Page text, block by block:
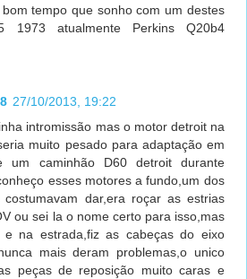
tempo que sonho com um destes
1973 atualmente Perkins Q20b4
27/10/2013, 19:22
intromissão mas o motor detroit na
muito pesado para adaptação em
um caminhão D60 detroit durante
esses motores a fundo,um dos
costumavam dar,era roçar as estrias
ou sei la o nome certo para isso,mas
e na estrada,fiz as cabeças do eixo
mais deram problemas,o unico
peças de reposição muito caras e